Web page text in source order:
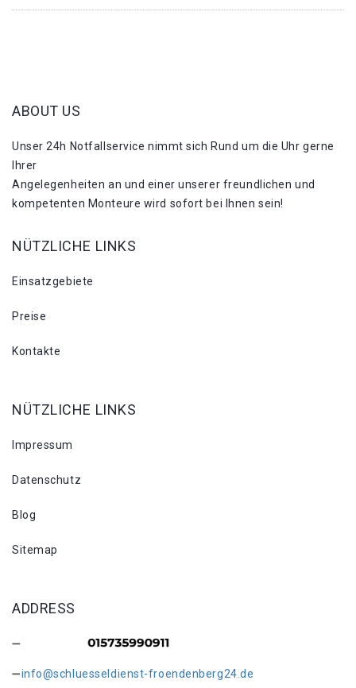
ABOUT US
Unser 24h Notfallservice nimmt sich Rund um die Uhr gerne
Ihrer
Angelegenheiten an und einer unserer freundlichen und
kompetenten Monteure wird sofort bei Ihnen sein!
NÜTZLICHE LINKS
Einsatzgebiete
Preise
Kontakte
NÜTZLICHE LINKS
Impressum
Datenschutz
Blog
Sitemap
ADDRESS
info@schluesseldienst-froendenberg24.de